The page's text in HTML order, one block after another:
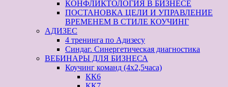
КОНФЛИКТОЛОГИЯ В БИЗНЕСЕ
ПОСТАНОВКА ЦЕЛИ И УПРАВЛЕНИЕ
ВРЕМЕНЕМ В СТИЛЕ КОУЧИНГ
АДИЗЕС
4 тренинга по Адизесу
Синдаг. Синергетическая диагностика
ВЕБИНАРЫ ДЛЯ БИЗНЕСА
Коучинг команд (4х2,5часа)
КК6